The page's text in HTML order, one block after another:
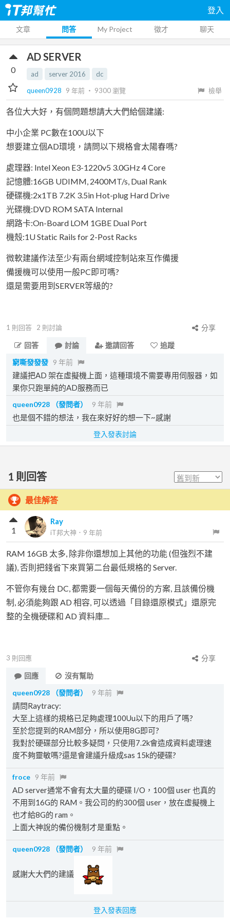
登入
文章 問答 My Project 徵才 聊天
AD SERVER
ad server 2016
dc
queen0928
9 年前 ‧ 9300瀏覽 檢舉
0
各位大大好，有個問題想請大大們給個建議:
中小企業 PC數在100U以下
想要建立個AD環境，請問以下規格會太陽春嗎?
處理器: Intel Xeon E3-1220v5 3.0GHz 4 Core
記憶體:16GB UDIMM, 2400MT/s, Dual Rank
硬碟機:2x1TB 7.2K 3.5in Hot-plug Hard Drive
光碟機:DVD ROM SATA Internal
網路卡:On-Board LOM 1GBE Dual Port
機殼:1U Static Rails for 2-Post Racks
微軟建議作法至少有兩台網域控制站來互作備援
備援機可以使用一般PC即可嗎?
還是需要用到SERVER等級的?
1 則回答 2 則討論
分享
回答
討論 邀請回答
追蹤
窮嘶發發發 9 年前
建議把AD 架在虛擬機上面，這種環境不需要專用伺服器，如
果你只跑單純的AD服務而已
queen0928 （發問者） 9 年前
也是個不錯的想法，我在來好好的想一下~感謝
登入發表討論
1 則回答
最佳解答
Ray
iT邦大神 ． 9 年前
1
RAM 16GB 太多, 除非你還想加上其他的功能 (但強烈不建
議), 否則把錢省下來買第二台最低規格的 Server.
不管你有幾台 DC, 都需要一個每天備份的方案, 且該備份機
制, 必須能夠跟 AD 相容, 可以透過「目錄還原模式」還原完
整的全機硬碟和 AD 資料庫....
3 則回應
分享
回應
沒有幫助
queen0928
（發問者） 9 年前
請問Raytracy:
大至上這樣的規格已足夠處理100Uu以下的用戶了嗎?
至於您提到的RAM部分，所以使用8G即可?
我對於硬碟部分比較多疑問，只使用7.2k會造成資料處理速
度不夠靈敏嗎?還是會建議升級成sas 15k的硬碟?
froce 9 年前
AD server通常不會有太大量的硬碟 I/O，100個 user 也真的
不用到16G的 RAM。我公司的約300個 user，放在虛擬機上
也才給8G的 ram。
上面大神說的備份機制才是重點。
queen0928 （發問者） 9 年前
感謝大大們的建議
登入發表回應